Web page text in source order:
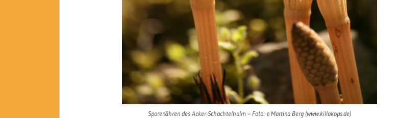
Sporenähren des Acker-Schachtelhalm – Foto: © Martina Berg (www.killakops.de)